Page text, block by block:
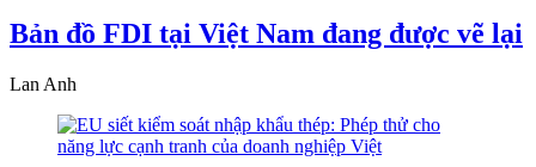
Bản đồ FDI tại Việt Nam đang được vẽ lại
Lan Anh